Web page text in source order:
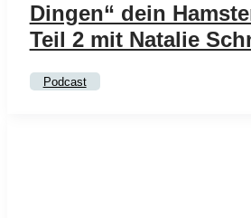
Dingen“ dein
Teil 2 mit Natalie
Podcast